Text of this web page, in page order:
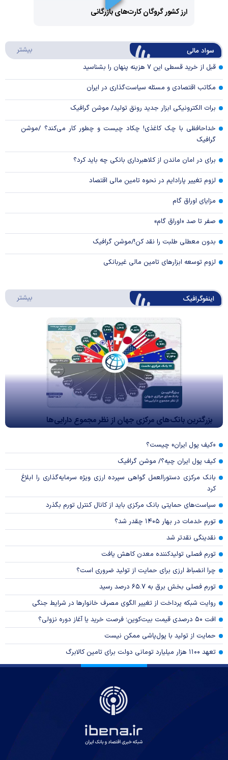
Video
Video
ارز کشور گروگان کارت‌های بازرگانی
سواد مالی بیشتر
قبل از خرید قسطی این ۷ هزینه پنهان را بشناسید
مکاتب اقتصادی و مسئله سیاست‌گذاری در ایران
برات الکترونیکی ابزار جدید رونق تولید/ موشن گرافیک
خداحافظی با چک کاغذی! چکاد چیست و چطور کار می‌کند؟ /موشن
گرافیک
برای در امان ماندن از کلاهبرداری بانکی چه باید کرد؟
لزوم تغییر پارادایم در نحوه تامین مالی اقتصاد
مزایای اوراق گام
صفر تا صد «اوراق گام»
بدون معطلی طلبت را نقد کن!/موشن گرافیک
لزوم توسعه ابزارهای تامین مالی غیربانکی
اینفوگرافیک بیشتر
بزرگترین بانک‌های مرکزی جهان از نظر مجموع دارایی‌ها
«کیف پول ایران» چیست؟
کیف پول ایران چیه؟/ موشن گرافیک
بانک مرکزی دستورالعمل گواهی سپرده ارزی ویژه سرمایه‌گذاری را ابلاغ
کرد
سیاست‌های حمایتی بانک مرکزی باید از کانال کنترل تورم بگذرد
تورم خدمات در بهار ۱۴۰۵ چقدر شد؟
نقدینگی نقدتر شد
تورم فصلی تولیدکننده معدن کاهش یافت
چرا انضباط ارزی برای حمایت از تولید ضروری است؟
تورم فصلی بخش برق به ۶۵.۷ درصد رسید
روایت شبکه پرداخت از تغییر الگوی مصرف خانوار‌ها در شرایط جنگی
افت ۵۰ درصدی قیمت بیت‌کوین؛ فرصت خرید یا آغاز دوره نزولی؟
حمایت از تولید با پول‌پاشی ممکن نیست
تعهد ۱۱۰۰ هزار میلیارد تومانی دولت برای تامین کالابرگ